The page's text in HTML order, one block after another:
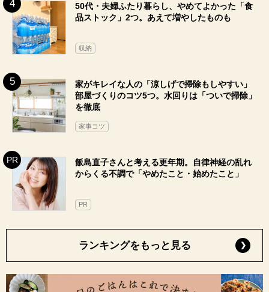
50代・夫婦ふたり暮らし、やめてよかった「食
品ストック」2つ。あえて増やしたものも
収納
家がキレイな人の「涼しげで掃除もしやすい」
部屋づくりのコツ5つ。水回りは「ついで掃除」
を徹底
家事コツ
飯島直子さんと考える更年期。自律神経の乱れ
からくる不調で「やめたこと・始めたこと」
PR
ランキングをもっと見る